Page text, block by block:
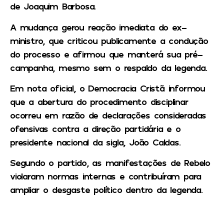
de Joaquim Barbosa.
A mudança gerou reação imediata do ex-
ministro, que criticou publicamente a condução
do processo e afirmou que manterá sua pré-
campanha, mesmo sem o respaldo da legenda.
Em nota oficial, o Democracia Cristã informou
que a abertura do procedimento disciplinar
ocorreu em razão de declarações consideradas
ofensivas contra a direção partidária e o
presidente nacional da sigla, João Caldas.
Segundo o partido, as manifestações de Rebelo
violaram normas internas e contribuíram para
ampliar o desgaste político dentro da legenda.